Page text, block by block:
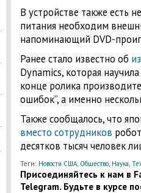
В устройстве также есть
питания необходим
напоминающий DVD-
Ранее стало известно об
Dynamics, которая
конце ролика
ошибок”, а именно
Также сообщалось, что
вместо сотрудников
десятков тысяч человек
Теги: Новости США, Общество, Наука,
Присоединяйтесь к нам в
Telegram. Будьте в курсе